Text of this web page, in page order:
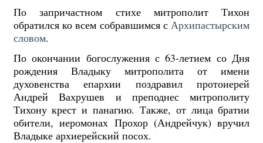
По запричастном стихе митрополит Тихон
обратился ко всем собравшимся сАрхипастырским
словом.
По окончании богослужения с 63-летием со Дня
рождения Владыку митрополита от имени
духовенства епархии поздравил протоиерей
Андрей Вахрушев и преподнес митрополиту
Тихону крест и панагию. Также, от лица братии
обители, иеромонах Прохор (Андрейчук) вручил
Владыке архиерейский посох.